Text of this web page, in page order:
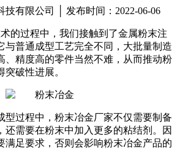
技有限公司 │ 发布时间：2022-06-06
的过程中，我们接触到了金属粉末注
与普通成型工艺完全不同，大批量制造
、精度高的零件当然不难，从而推动粉
破性进展。
型过程中，粉末冶金厂家不仅需要制备
还需要在粉末中加入更多的粘结剂。因
满足要求，否则会影响粉末冶金产品的